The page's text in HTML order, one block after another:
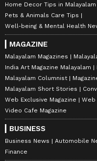
Home Decor Tips in Malayalam
Pets & Animals Care Tips
Well-being & Mental Health
MAGAZINE
Malayalam Magazines
India Art Magazine Malayalam
Malayalam Columnist
Malayalam Short Stories
Web Exclusive Magazine
Web
Video Cafe Magazine
BUSINESS
Business News Automobile
Finance